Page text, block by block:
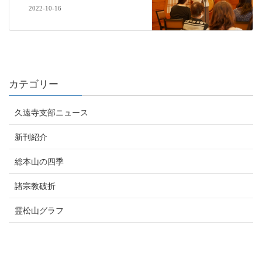
2022-10-16
カテゴリー
久遠寺支部ニュース
新刊紹介
総本山の四季
諸宗教破折
霊松山グラフ